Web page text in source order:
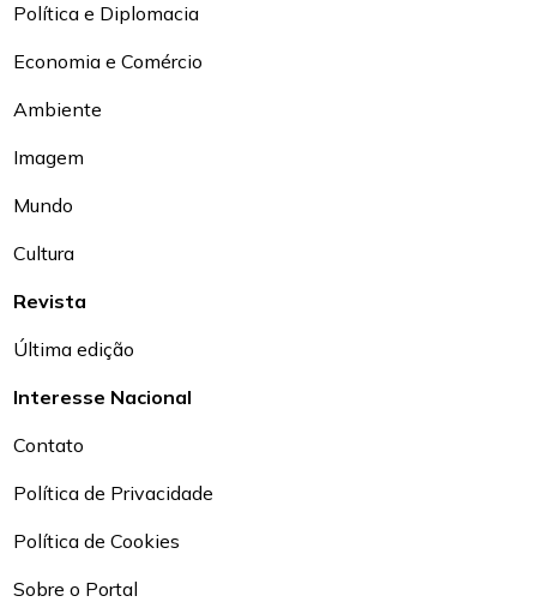
Política e Diplomacia
Economia e Comércio
Ambiente
Imagem
Mundo
Cultura
Revista
Última edição
Interesse Nacional
Contato
Política de Privacidade
Política de Cookies
Sobre o Portal